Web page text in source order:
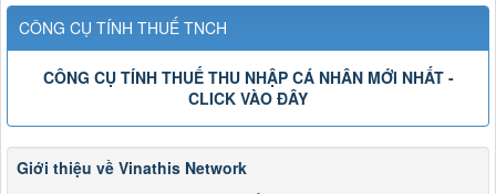
CÔNG CỤ TÍNH THUẾ TNCH
CÔNG CỤ TÍNH THUẾ THU NHẬP CÁ NHÂN MỚI NHẤT -
CLICK VÀO ĐÂY
Giới thiệu về Vinathis Network